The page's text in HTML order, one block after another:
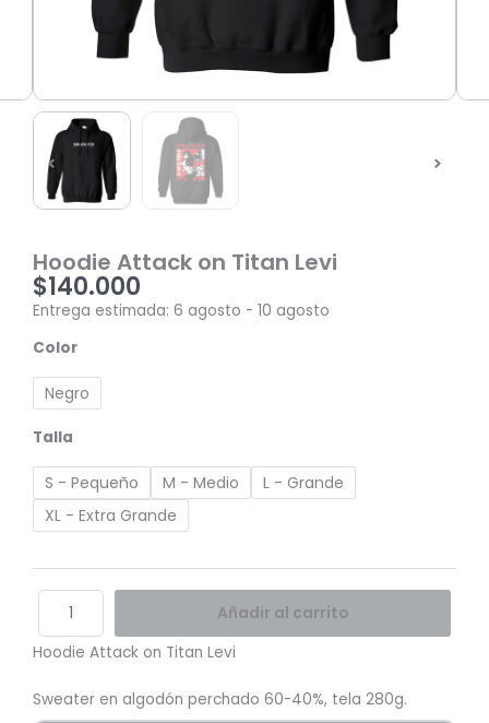
Hoodie Attack on Titan Levi
$140.000
Entrega estimada: 6 agosto - 10 agosto
Color
Negro
Talla
S - Pequeño M - Medio
L - Grande
XL - Extra Grande
Hoodie
on
Titan
Levi
Añadir al carrito
Hoodie Attack on Titan Levi
Sweater en algodón perchado 60-40%, tela 280g.